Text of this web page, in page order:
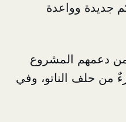
جديدة وواعدة
من دعمهم المشروع
من حلف الناتو، وفي